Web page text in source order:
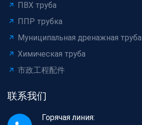
ПВХ труба
ППР трубка
Муниципальная дренажная труба
Химическая труба
市政工程配件
联系我们
Горячая линия: